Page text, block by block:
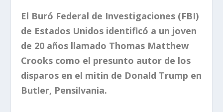
El Buró Federal de Investigaciones (FBI)
de Estados Unidos identificó a un joven
de 20 años llamado Thomas Matthew
Crooks como el presunto autor de los
disparos en el mitin de Donald Trump en
Butler, Pensilvania.